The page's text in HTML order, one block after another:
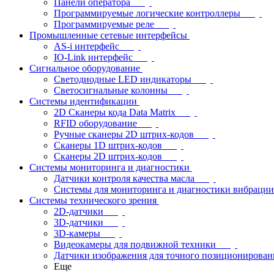
Панели оператора
Программируемые логические контроллеры
Программируемые реле
Промышленные сетевые интерфейсы
AS-i интерфейс
IO-Link интерфейс
Сигнальное оборудование
Светодиодные LED индикаторы
Светосигнальные колонны
Системы идентификации
2D Сканеры кода Data Matrix
RFID оборудование
Ручные сканеры 2D штрих-кодов
Сканеры 1D штрих-кодов
Сканеры 2D штрих-кодов
Системы мониторинга и диагностики
Датчики контроля качества масла
Системы для мониторинга и диагностики вибрации
Системы технического зрения
2D-датчики
3D-датчики
3D-камеры
Видеокамеры для подвижной техники
Датчики изображения для точного
Еще